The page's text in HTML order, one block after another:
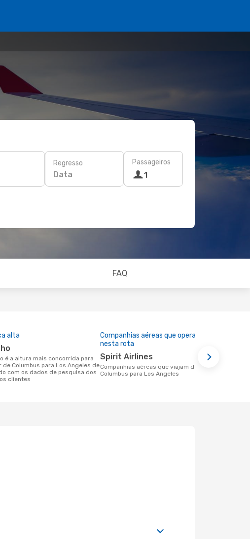
Regresso
Data
Passageiros
1
FAQ
alta
de Columbus para Los Angeles de
com os dados de pesquisa dos
clientes
Companhias aéreas que operam
nesta rota
Spirit Airlines
Companhias aéreas que viajam de
Columbus para Los Angeles